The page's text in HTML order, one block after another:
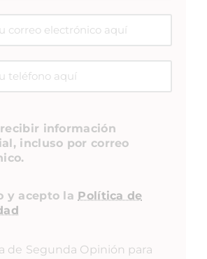
información
incluso por correo
y acepto la Política de
de Segunda Opinión para